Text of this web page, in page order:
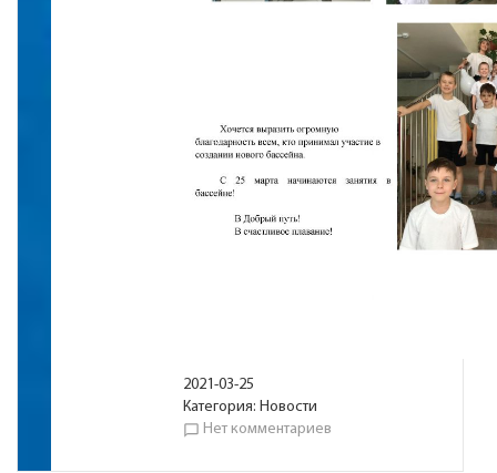
2021-03-25
Категория: Новости
chat_bubble_outline Нет комментариев